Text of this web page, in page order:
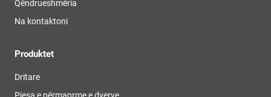
Qëndrueshmëria
Na kontaktoni
Produktet
Dritare